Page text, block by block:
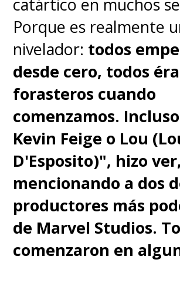
catártico en muchos
Porque es realmente
nivelador: todos
desde cero, todos
forasteros cuando
comenzamos.
Kevin Feige o Lou
D'Esposito)", hizo ver,
mencionando a dos
productores más
de Marvel Studios.
comenzaron en